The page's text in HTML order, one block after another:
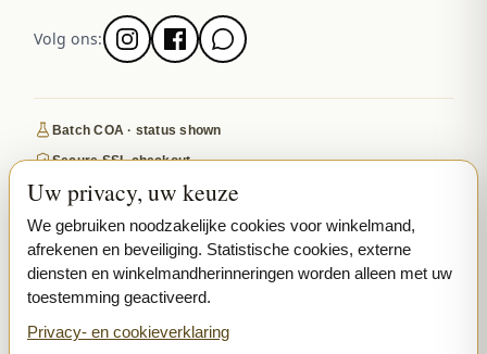
Volg ons:
Batch COA · status shown
Secure SSL checkout
Discreet, tracked EU delivery
Premium indoor · COA where published
Google-reviewed
SECURE PAYMENTS
₿ BITCOIN
Uw privacy, uw keuze
We gebruiken noodzakelijke cookies voor winkelmand,
afrekenen en beveiliging. Statistische cookies, externe
diensten en winkelmandherinneringen worden alleen met uw
toestemming geactiveerd.
Privacy- en cookieverklaring